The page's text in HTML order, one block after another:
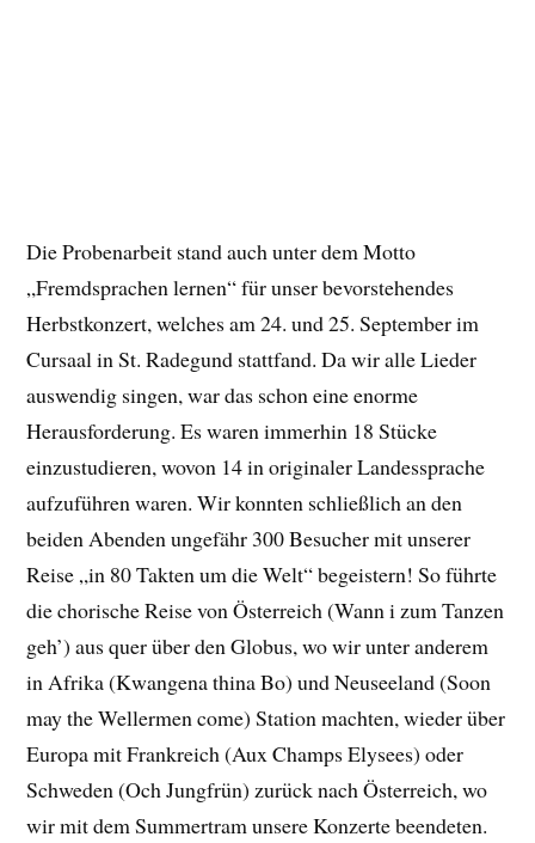
Die Probenarbeit stand auch unter dem Motto
„Fremdsprachen lernen“ für unser bevorstehendes
Herbstkonzert, welches am 24. und 25. September im
Cursaal in St. Radegund stattfand. Da wir alle Lieder
auswendig singen, war das schon eine enorme
Herausforderung. Es waren immerhin 18 Stücke
einzustudieren, wovon 14 in originaler Landessprache
aufzuführen waren. Wir konnten schließlich an den
beiden Abenden ungefähr 300 Besucher mit unserer
Reise „in 80 Takten um die Welt“ begeistern! So führte
die chorische Reise von Österreich (Wann i zum Tanzen
geh’) aus quer über den Globus, wo wir unter anderem
in Afrika (Kwangena thina Bo) und Neuseeland (Soon
may the Wellermen come) Station machten, wieder über
Europa mit Frankreich (Aux Champs Elysees) oder
Schweden (Och Jungfrün) zurück nach Österreich, wo
wir mit dem Summertram unsere Konzerte beendeten.